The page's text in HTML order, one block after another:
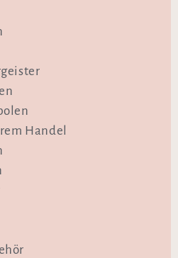
Handel